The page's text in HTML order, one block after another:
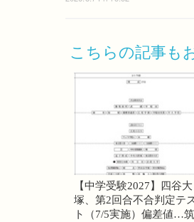
こちらの記事も
【中学受験2027】四谷大
塚、第2回合不合判定テ
ト（7/5実施）偏差値…